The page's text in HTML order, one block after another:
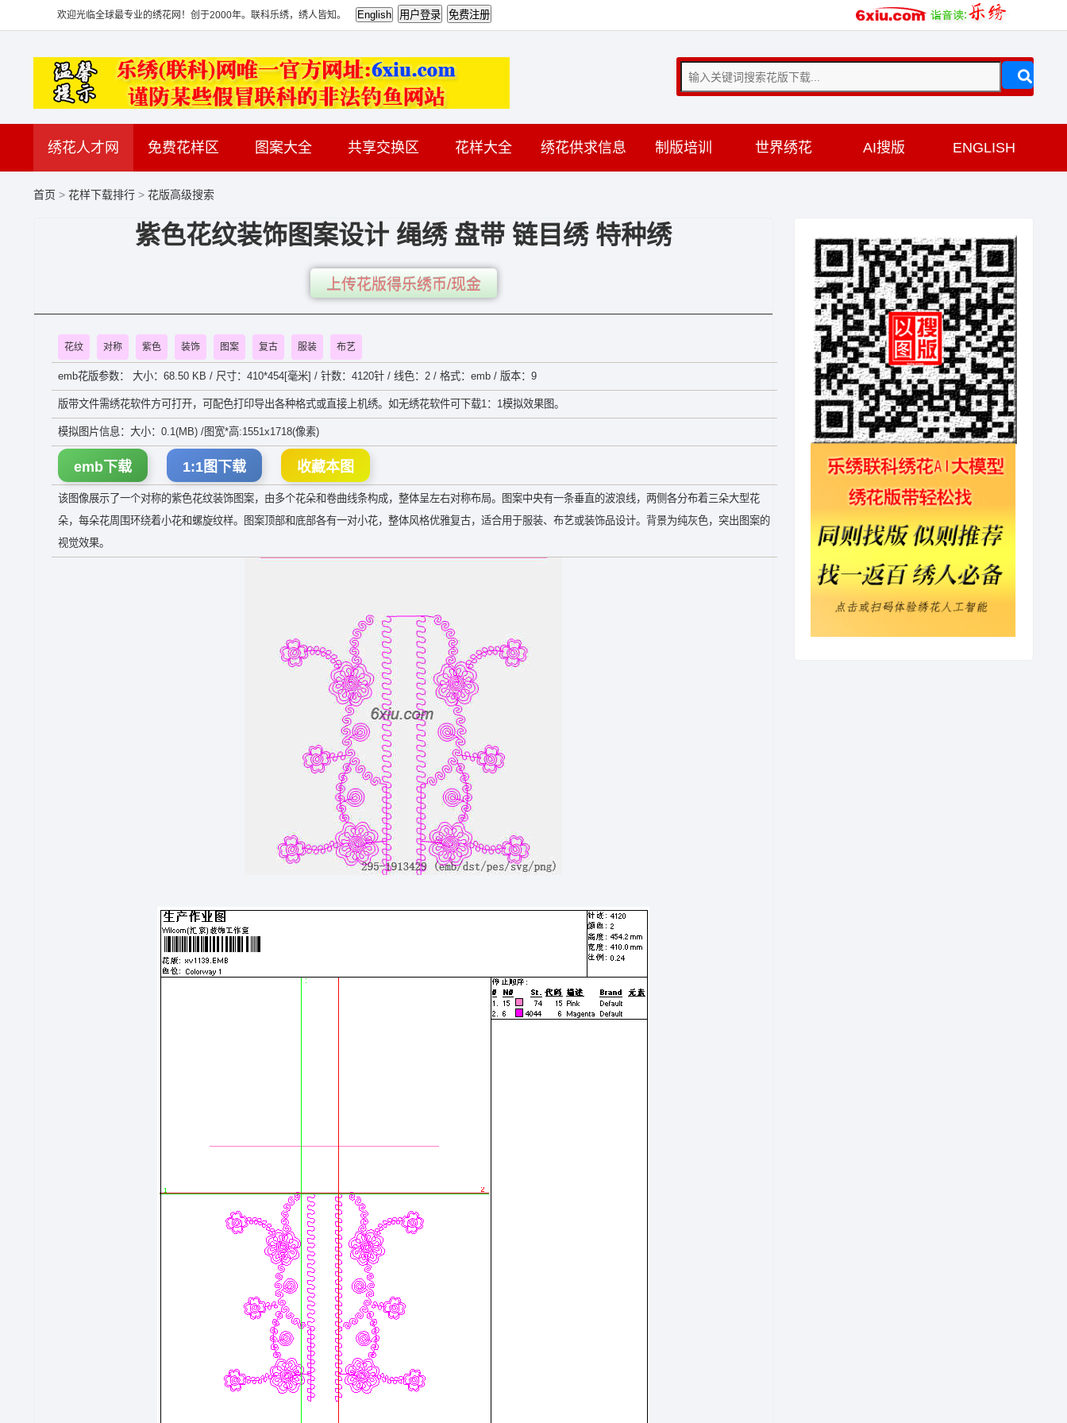
欢迎光临全球最专业的绣花网！创于2000年。联科乐绣，绣人皆知。
绣花人才网 免费花样区 图案大全 共享交换区 花样大全 绣花供求信息 制版培训 世界绣花 AI搜版 ENGLISH
首页 > 花样下载排行 > 花版高级搜索
紫色花纹装饰图案设计 绳绣 盘带 链目绣 特种绣
上传花版得乐绣币/现金
花纹 对称 紫色 装饰 图案 复古 服装 布艺
emb花版参数： 大小：68.50 KB / 尺寸：410*454[毫米] / 针数：4120针 / 线色：2 / 格式：emb / 版本：9
版带文件需绣花软件方可打开，可配色打印导出各种格式或直接上机绣。如无绣花软件可下载1：1模拟效果图。
模拟图片信息：大小：0.1(MB) /图宽*高:1551x1718(像素)
emb下载 1:1图下载 收藏本图
该图像展示了一个对称的紫色花纹装饰图案，由多个花朵和卷曲线条构成，整体呈左右对称布局。图案中央有一条垂直的波浪线，两侧各分布着三朵大型花
朵，每朵花周围环绕着小花和螺旋纹样。图案顶部和底部各有一对小花，整体风格优雅复古，适合用于服装、布艺或装饰品设计。背景为纯灰色，突出图案的
视觉效果。